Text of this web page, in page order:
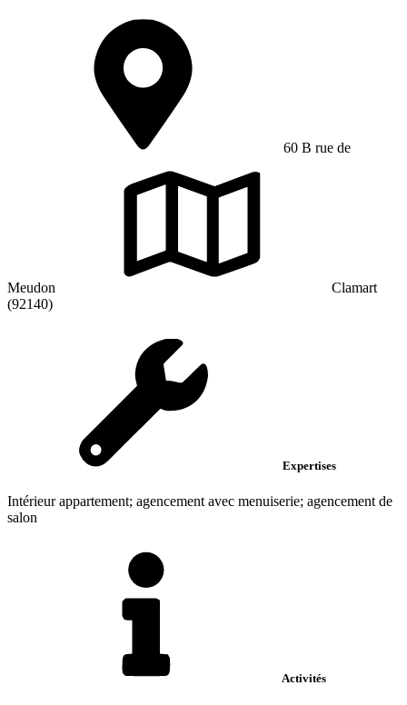
60 B rue de
Meudon
Clamart
(92140)
Expertises
Intérieur appartement; agencement avec menuiserie; agencement de
salon
Activités